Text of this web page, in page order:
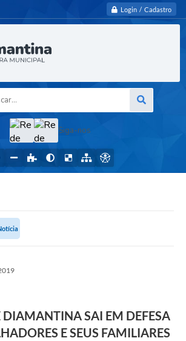
Login / Cadastro
Siga-nos
DIAMANTINA SAI EM DEFESA
E SEUS FAMILIARES